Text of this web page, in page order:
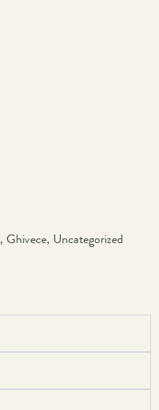
, Ghivece, Uncategorized